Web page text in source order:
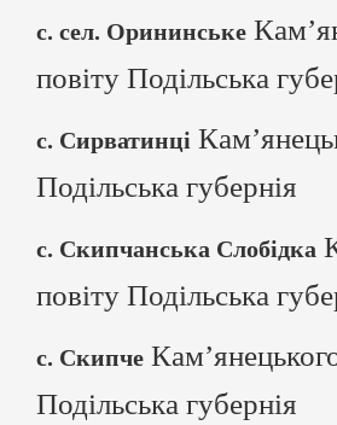
с. сел. Орининське
повіту Подільська
с. Сирватинці
Подільська губернія
с. Скипчанська Слобідка
повіту Подільська
с. Скипче
Подільська губернія